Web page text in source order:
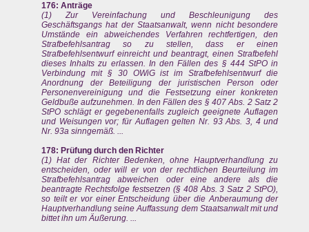
176: Anträge
(1) Zur Vereinfachung und Beschleunigung des
Geschäftsgangs hat der Staatsanwalt, wenn nicht besondere
Umstände ein abweichendes Verfahren rechtfertigen, den
Strafbefehlsantrag so zu stellen, dass er einen
Strafbefehlsentwurf einreicht und beantragt, einen Strafbefehl
dieses Inhalts zu erlassen. In den Fällen des § 444 StPO in
Verbindung mit § 30 OWiG ist im Strafbefehlsentwurf die
Anordnung der Beteiligung der juristischen Person oder
Personenvereinigung und die Festsetzung einer konkreten
Geldbuße aufzunehmen. In den Fällen des § 407 Abs. 2 Satz 2
StPO schlägt er gegebenenfalls zugleich geeignete Auflagen
und Weisungen vor; für Auflagen gelten Nr. 93 Abs. 3, 4 und
Nr. 93a sinngemäß. ...
178: Prüfung durch den Richter
(1) Hat der Richter Bedenken, ohne Hauptverhandlung zu
entscheiden, oder will er von der rechtlichen Beurteilung im
Strafbefehlsantrag abweichen oder eine andere als die
beantragte Rechtsfolge festsetzen (§ 408 Abs. 3 Satz 2 StPO),
so teilt er vor einer Entscheidung über die Anberaumung der
Hauptverhandlung seine Auffassung dem Staatsanwalt mit und
bittet ihn um Äußerung. ...